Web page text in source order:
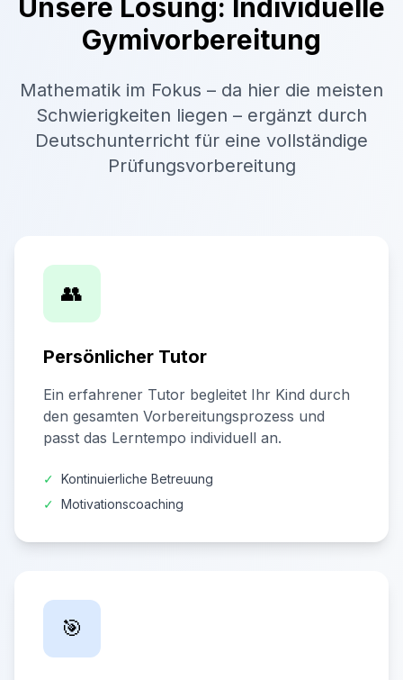
Unsere Lösung: Individuelle
Gymivorbereitung
Mathematik im Fokus – da hier die meisten
Schwierigkeiten liegen – ergänzt durch
Deutschunterricht für eine vollständige
Prüfungsvorbereitung
👥
Persönlicher Tutor
Ein erfahrener Tutor begleitet Ihr Kind durch
den gesamten Vorbereitungsprozess und
passt das Lerntempo individuell an.
✓ Kontinuierliche Betreuung
✓ Motivationscoaching
🎯